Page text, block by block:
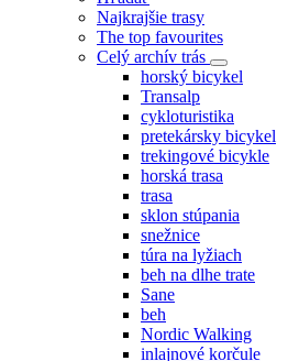
Najkrajšie trasy
The top favourites
Celý archív trás
horský bicykel
Transalp
cykloturistika
pretekársky bicykel
trekingové bicykle
horská trasa
trasa
sklon stúpania
snežnice
túra na lyžiach
beh na dlhe trate
Sane
beh
Nordic Walking
inlajnové korčule